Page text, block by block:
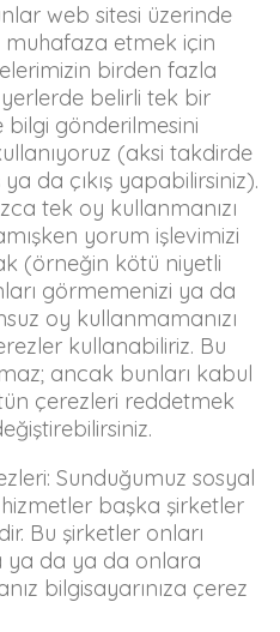
web sitesi üzerinde
etmek için
birden fazla
yerlerde belirli tek bir
bilgi gönderilmesini
(aksi takdirde
da çıkış yapabilirsiniz).
tek oy kullanmanızı
yorum işlevimizi
(örneğin kötü niyetli
görmemenizi ya da
oy kullanmamanızı
kullanabiliriz. Bu
ancak bunları kabul
çerezleri reddetmek
Sunduğumuz sosyal
başka şirketler
Bu şirketler onları
ya da ya da onlara
bilgisayarınıza çerez